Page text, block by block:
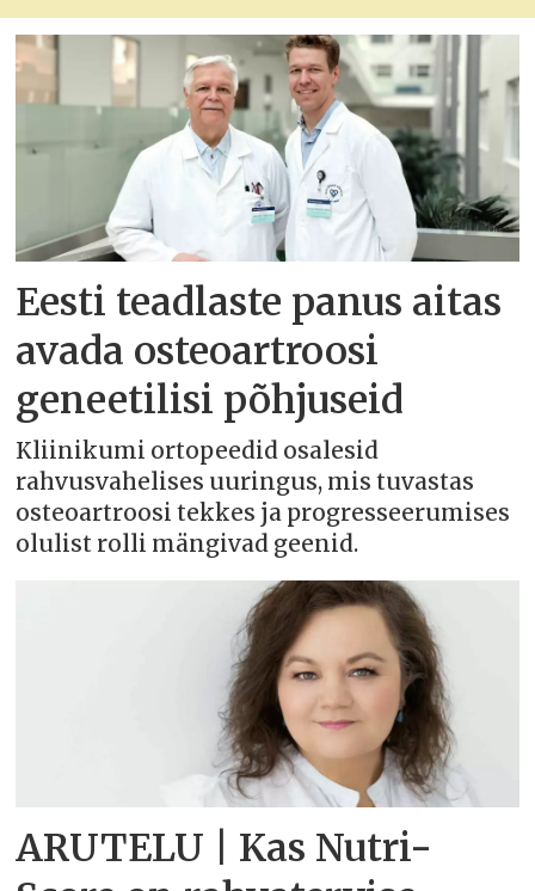
Eesti teadlaste panus aitas
avada osteoartroosi
geneetilisi põhjuseid
Kliinikumi ortopeedid osalesid
rahvusvahelises uuringus, mis tuvastas
osteoartroosi tekkes ja progresseerumises
olulist rolli mängivad geenid.
ARUTELU | Kas Nutri-